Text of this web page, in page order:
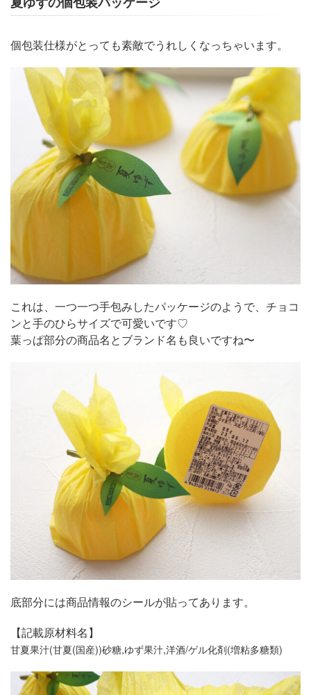
個包装仕様がとっても素敵でうれしくなっちゃいます。
これは、一つ一つ手包みしたパッケージのようで、チョコ
ンと手のひらサイズで可愛いです♡
葉っぱ部分の商品名とブランド名も良いですね〜
底部分には商品情報のシールが貼ってあります。
【記載原材料名】
甘夏果汁(甘夏(国産))砂糖,ゆず果汁,洋酒/ゲル化剤(増粘多糖類)